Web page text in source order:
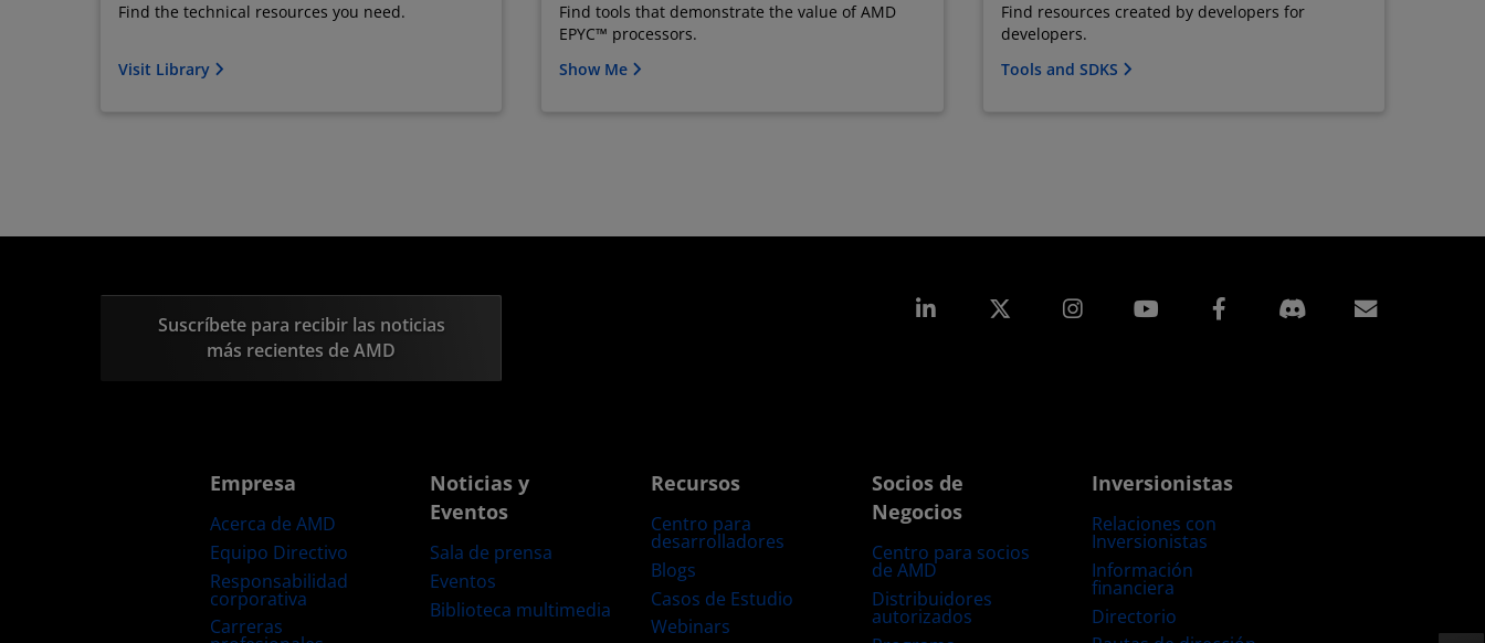
Find the technical resources you need.
Visit Library
Find tools that demonstrate the value of AMD
EPYC™ processors.
Show Me
Find resources created by developers for
developers.
Tools and SDKS
Suscríbete para recibir las noticias
más recientes de AMD
LinkedIn Instagram Facebook
Empresa
Acerca de AMD
Equipo Directivo
Responsabilidad
corporativa
Carreras
Noticias y
Eventos
Sala de prensa
Eventos
Biblioteca multimedia
Recursos
Centro para
desarrolladores
Blogs
Casos de Estudio
Webinars
Socios de
Negocios
Centro para socios
de AMD
Distribuidores
autorizados
Inversionistas
Relaciones con
Inversionistas
Información
financiera
Directorio